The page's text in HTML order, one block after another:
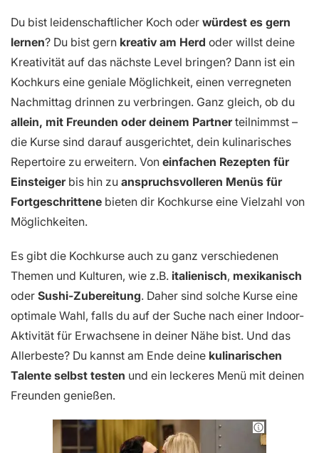
Du bist leidenschaftlicher Koch oder würdest es gern
lernen? Du bist gern kreativ am Herd oder willst deine
Kreativität auf das nächste Level bringen? Dann ist ein
Kochkurs eine geniale Möglichkeit, einen verregneten
Nachmittag drinnen zu verbringen. Ganz gleich, ob du
allein, mit Freunden oder deinem Partnerteilnimmst –
die Kurse sind darauf ausgerichtet, dein kulinarisches
Repertoire zu erweitern. Von einfachen Rezepten für
Einsteigerbis hin zu anspruchsvolleren Menüs für
Fortgeschrittene bieten dir Kochkurse eine Vielzahl von
Möglichkeiten.
Es gibt die Kochkurse auch zu ganz verschiedenen
Themen und Kulturen, wie z.B. italienisch, mexikanisch
oder Sushi-Zubereitung. Daher sind solche Kurse eine
optimale Wahl, falls du auf der Suche nach einer Indoor-
Aktivität für Erwachsene in deiner Nähe bist. Und das
Allerbeste? Du kannst am Ende deine kulinarischen
Talente selbst testen und ein leckeres Menü mit deinen
Freunden genießen.